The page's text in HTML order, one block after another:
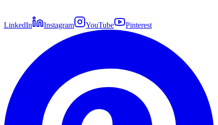
LinkedIn Instagram YouTube Pinterest